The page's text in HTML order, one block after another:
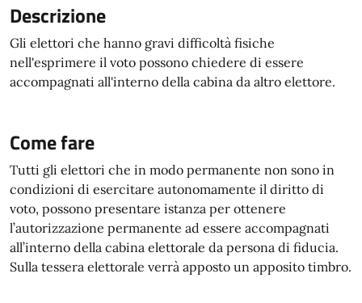
Descrizione
Gli elettori che hanno gravi difficoltà fisiche
nell'esprimere il voto possono chiedere di essere
accompagnati all'interno della cabina da altro elettore.
Come fare
Tutti gli elettori che in modo permanente non sono in
condizioni di esercitare autonomamente il diritto di
voto, possono presentare istanza per ottenere
l’autorizzazione permanente ad essere accompagnati
all’interno della cabina elettorale da persona di fiducia.
Sulla tessera elettorale verrà apposto un apposito timbro.